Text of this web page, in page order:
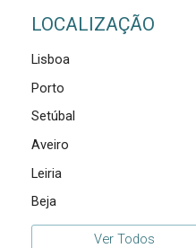
LOCALIZAÇÃO
Lisboa
Porto
Setúbal
Aveiro
Leiria
Beja
Ver Todos